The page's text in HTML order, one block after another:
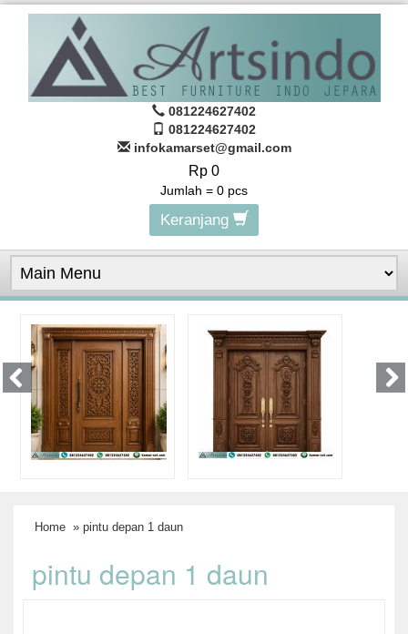
081224627402
081224627402
infokamarset@gmail.com
Rp 0
Jumlah = 0 pcs
Keranjang
Home » pintu depan 1 daun
pintu depan 1 daun